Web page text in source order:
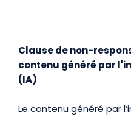
Clause de non-
contenu généré par
(IA)
Le contenu généré par